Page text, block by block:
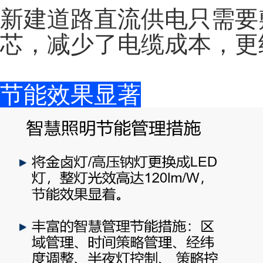
新建道路直流供电只需
芯，减少了电缆成本，
节能效果显著